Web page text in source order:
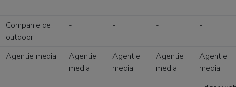
Companie de
outdoor
- - - -
Agentie media
Agentie
media
Agentie
media
Agentie
media
Agentie
media